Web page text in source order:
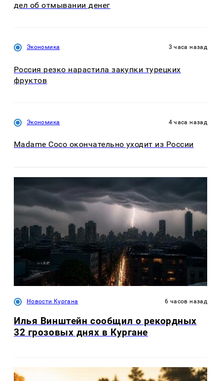
дел об отмывании денег
Экономика 3 часа назад
Россия резко нарастила закупки турецких
фруктов
Экономика 4 часа назад
Madame Coco окончательно уходит из России
Новости Кургана 6 часов назад
Илья Винштейн сообщил о рекордных
32 грозовых днях в Кургане